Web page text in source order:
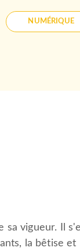
NUMÉRIQUE
vigueur. Il
la bêtise